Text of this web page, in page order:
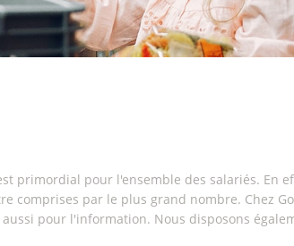
primordial pour l'ensemble des salariés. En
comprises par le plus grand nombre. Chez
pour l'information. Nous disposons